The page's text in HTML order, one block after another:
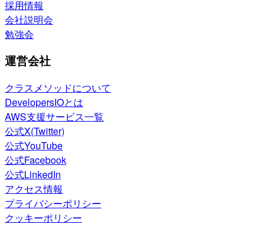
採用情報
会社説明会
勉強会
運営会社
クラスメソッドについて
DevelopersIOとは
AWS支援サービス一覧
公式X(Twitter)
公式YouTube
公式Facebook
公式LinkedIn
アクセス情報
プライバシーポリシー
クッキーポリシー